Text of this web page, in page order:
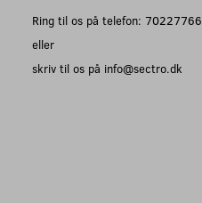
Ring til os på telefon: 70227766
eller
skriv til os på info@sectro.dk